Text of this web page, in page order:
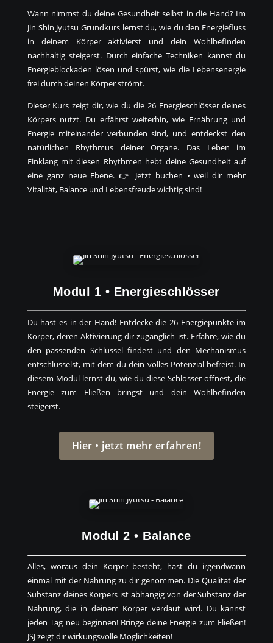
Wann nimmst du deine Gesundheit selbst in die Hand? Im
Jin Shin Jyutsu Grundkurs lernst du, wie du den Energiefluss
in deinem Körper aktivierst und dein Wohlbefinden
nachhaltig steigerst. Durch einfache Techniken kannst du
Energieblockaden lösen und spürst, wie die Lebensenergie
frei durch deinen Körper strömt.
Dieser Kurs zeigt dir, wie du die 26 Energieschlösser deines
Körpers nutzt. Du erfährst weiterhin, wie Ernährung und
Energie miteinander verbunden sind, und entdeckst den
natürlichen Rhythmus deiner Organe. Das Leben im
Einklang mit diesen Rhythmen hebt deine Gesundheit auf
eine ganz neue Ebene. 👉 Jetzt buchen • weil dir mehr
Vitalität, Balance und Lebensfreude wichtig sind!
Modul 1 • Energieschlösser
Du hast es in der Hand! Entdecke die 26 Energiepunkte im
Körper, deren Aktivierung dir zugänglich ist. Erfahre, wie du
den passenden Schlüssel findest und den Mechanismus
entschlüsselst, mit dem du dein volles Potenzial befreist. In
diesem Modul lernst du, wie du diese Schlösser öffnest, die
Energie zum Fließen bringst und dein Wohlbefinden
steigerst.
Hier • jetzt mehr erfahren!
Modul 2 • Balance
​Alles, woraus dein Körper besteht, hast du irgendwann
einmal mit der Nahrung zu dir genommen. Die Qualität der
Substanz deines Körpers ist abhängig von der Substanz der
Nahrung, die in deinem Körper verdaut wird. Du kannst
jeden Tag neu beginnen! Bringe deine Energie zum Fließen!
JSJ zeigt dir wirkungsvolle Möglichkeiten!